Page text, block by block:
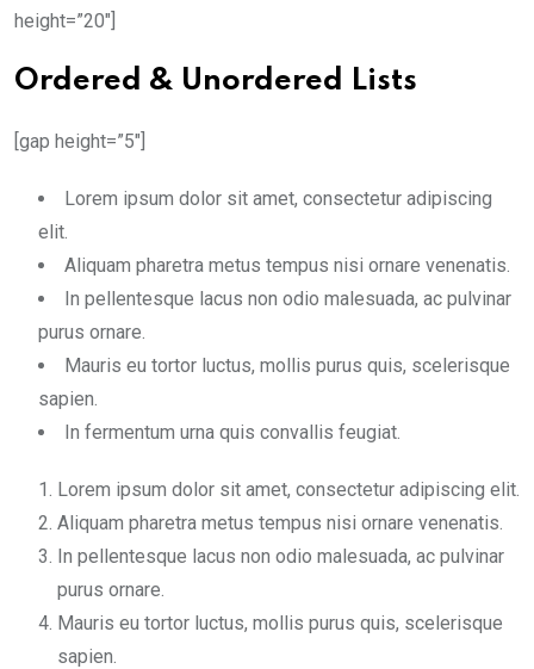
height=”20″]
Ordered & Unordered Lists
[gap height=”5″]
Lorem ipsum dolor sit amet, consectetur adipiscing
elit.
Aliquam pharetra metus tempus nisi ornare venenatis.
In pellentesque lacus non odio malesuada, ac pulvinar
purus ornare.
Mauris eu tortor luctus, mollis purus quis, scelerisque
sapien.
In fermentum urna quis convallis feugiat.
Lorem ipsum dolor sit amet, consectetur adipiscing elit.
Aliquam pharetra metus tempus nisi ornare venenatis.
In pellentesque lacus non odio malesuada, ac pulvinar
purus ornare.
Mauris eu tortor luctus, mollis purus quis, scelerisque
sapien.